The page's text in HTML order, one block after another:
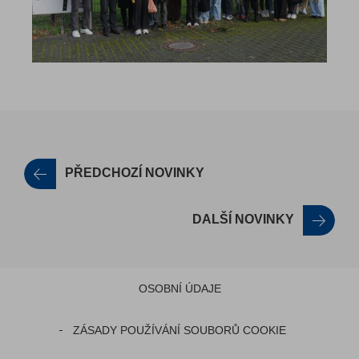
PŘEDCHOZÍ NOVINKY
DALŠÍ NOVINKY
OSOBNÍ ÚDAJE
ZÁSADY POUŽÍVÁNÍ SOUBORŮ COOKIE